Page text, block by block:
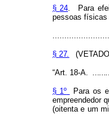
§ 24 Para ef
pessoasfísicas
§ 27.
“Art. 18-A.
§ 1º Para os e
empreendedor
(oitenta e um mi